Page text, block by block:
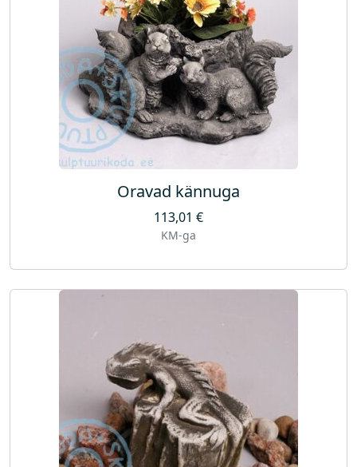
Oravad kännuga
113,01 €
KM-ga